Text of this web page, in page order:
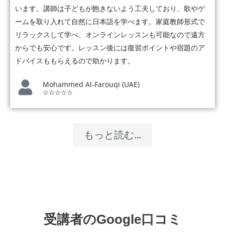
います。講師は子どもが飽きないよう工夫しており、歌やゲ
ームを取り入れて自然に日本語を学べます。家庭教師形式で
リラックスして学べ、オンラインレッスンも可能なので遠方
からでも安心です。レッスン後には復習ポイントや宿題のア
ドバイスももらえるので助かります。
Mohammed Al-Farouqi (UAE)
☆☆☆☆☆
もっと読む…
受講者のGoogle口コミ